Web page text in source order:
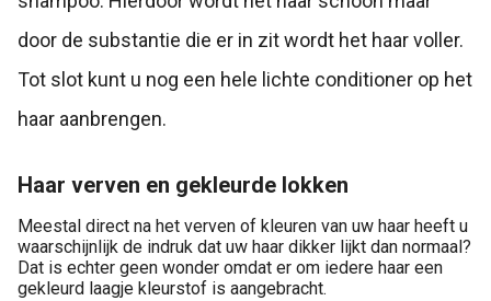
door de substantie die er in zit wordt het haar voller.
Tot slot kunt u nog een hele lichte conditioner op het
haar aanbrengen.
Haar verven en gekleurde lokken
Meestal direct na het verven of kleuren van uw haar heeft u
waarschijnlijk de indruk dat uw haar dikker lijkt dan normaal?
Dat is echter geen wonder omdat er om iedere haar een
gekleurd laagje kleurstof is aangebracht.